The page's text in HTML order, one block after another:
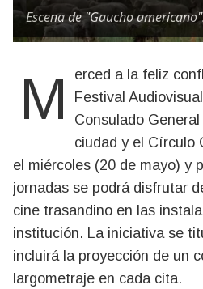
Escena de "Gaucho
Merced a la feliz confluencia entre el
Festival
Consulado
ciudad y el Círculo
el miércoles (20 de mayo) y
jornadas se podrá disfrutar
cine trasandino en las
institución. La iniciativa se
incluirá la proyección de un
largometraje en cada cita.